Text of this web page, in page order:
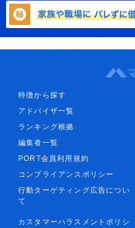
特徴から探す
アドバイザ一覧
ランキング根拠
編集者一覧
PORT会員利用規約
コンプライアンスポリシー
行動ターゲティング広告につい
て
カスタマーハラスメントポリシ